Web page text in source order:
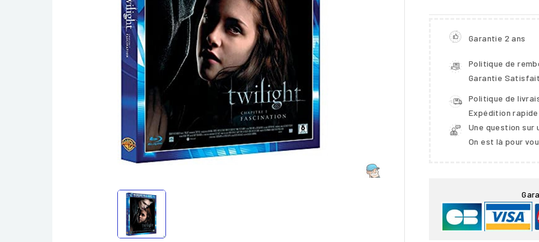

Garantie 2 ans
Politique de
Garantie Satisfait
Politique de
Expédition
Une question sur
On est là pour